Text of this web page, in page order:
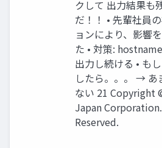
クして 出力結果も
だ！！ • 先輩社員
ョンにより、影響
た • 対策:
出力し続ける • も
したら。。。 → あ
ない 21 Copyright
Japan
Reserved.